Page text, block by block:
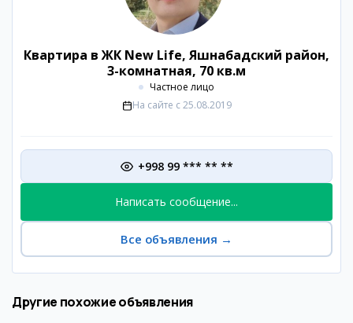
Квартира в ЖК New Life, Яшнабадский район,
3-комнатная, 70 кв.м
Частное лицо
На сайте с 25.08.2019
+998 99 *** ** **
Написать сообщение...
Все объявления →
Другие похожие объявления